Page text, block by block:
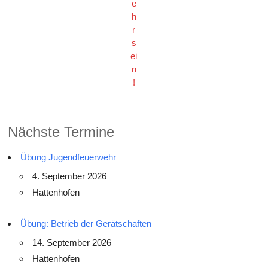
e
h
r
s
ei
n
!
Nächste Termine
Übung Jugendfeuerwehr
4. September 2026
Hattenhofen
Übung: Betrieb der Gerätschaften
14. September 2026
Hattenhofen